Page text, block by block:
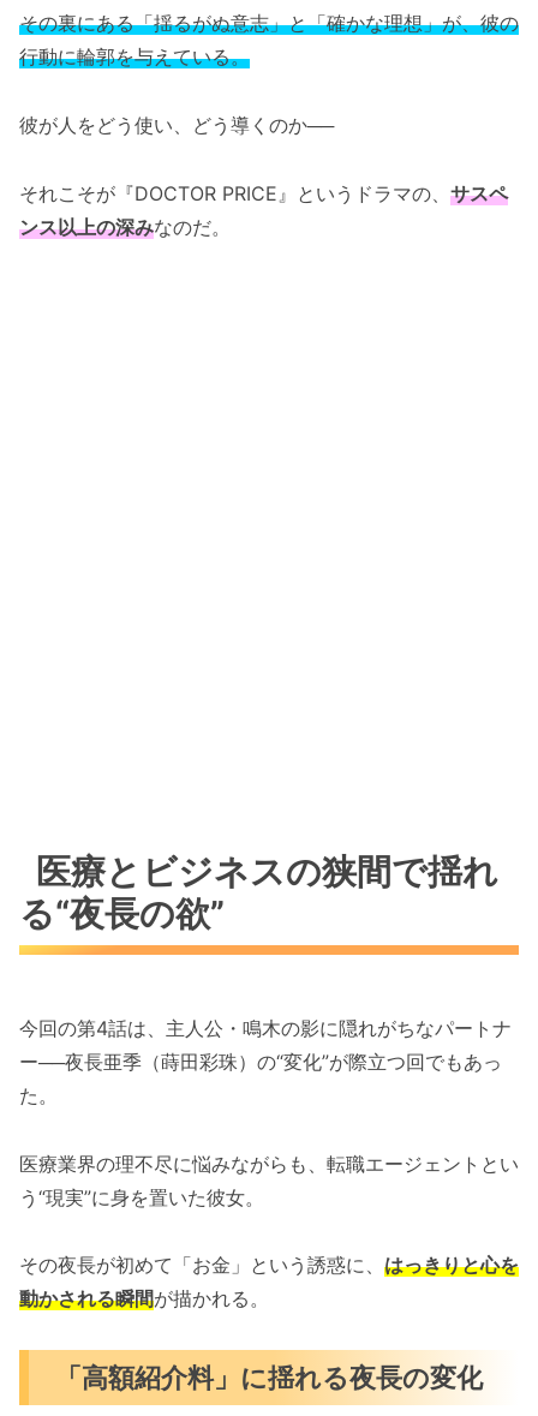
その裏にある「揺るがぬ意志」と「確かな理想」が、彼の
行動に輪郭を与えている。
彼が人をどう使い、どう導くのか──
それこそが『DOCTOR PRICE』というドラマの、 サスペ
ンス以上の深みなのだ。
医療とビジネスの狭間で揺れ
る“夜長の欲”
今回の第4話は、主人公・鳴木の影に隠れがちなパートナ
ー──夜長亜季（蒔田彩珠）の“変化”が際立つ回でもあっ
た。
医療業界の理不尽に悩みながらも、転職エージェントとい
う“現実”に身を置いた彼女。
その夜長が初めて「お金」という誘惑に、 はっきりと心を
動かされる瞬間が描かれる。
「高額紹介料」に揺れる夜長の変化